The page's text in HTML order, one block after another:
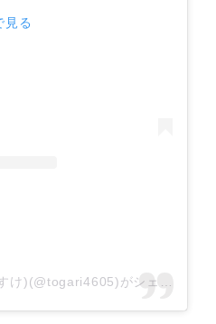
る
トガリ⊂(｡･ө･｡)⊃(元ぴすけ)(@togari4605)がシェアした投稿